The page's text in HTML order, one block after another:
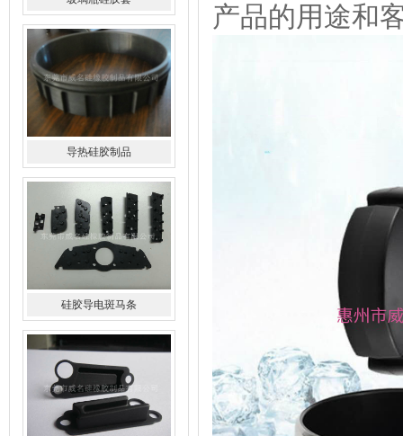
导热硅胶制品
硅胶导电斑马条
硅橡胶杂件制品
产品的用途和